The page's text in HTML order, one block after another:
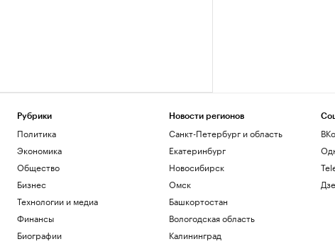
Рубрики
Политика
Экономика
Общество
Бизнес
Технологии и медиа
Финансы
Биографии
Новости регионов
Санкт-Петербург и область
Екатеринбург
Новосибирск
Омск
Башкортостан
Вологодская область
Калининград